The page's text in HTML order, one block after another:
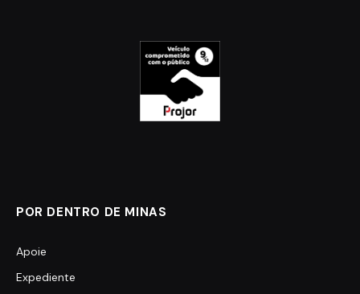
POR DENTRO DE MINAS
Apoie
Expediente